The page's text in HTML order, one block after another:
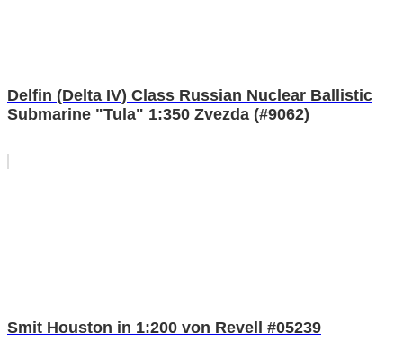
Delfin (Delta IV) Class Russian Nuclear Ballistic
Submarine "Tula" 1:350 Zvezda (#9062)
Smit Houston in 1:200 von Revell #05239